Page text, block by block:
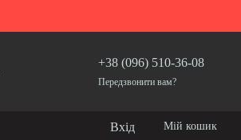
+38 (096) 510-36-08
Передзвонити вам?
Вхід Мій кошик